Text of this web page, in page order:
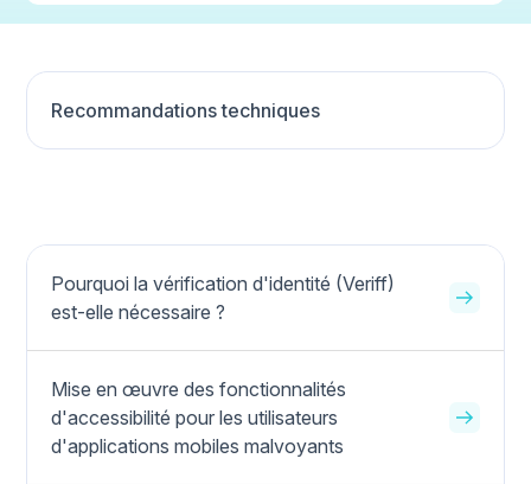
Recommandations techniques
Pourquoi la vérification d'identité (Veriff)
est-elle nécessaire ?
Mise en œuvre des fonctionnalités
d'accessibilité pour les utilisateurs
d'applications mobiles malvoyants